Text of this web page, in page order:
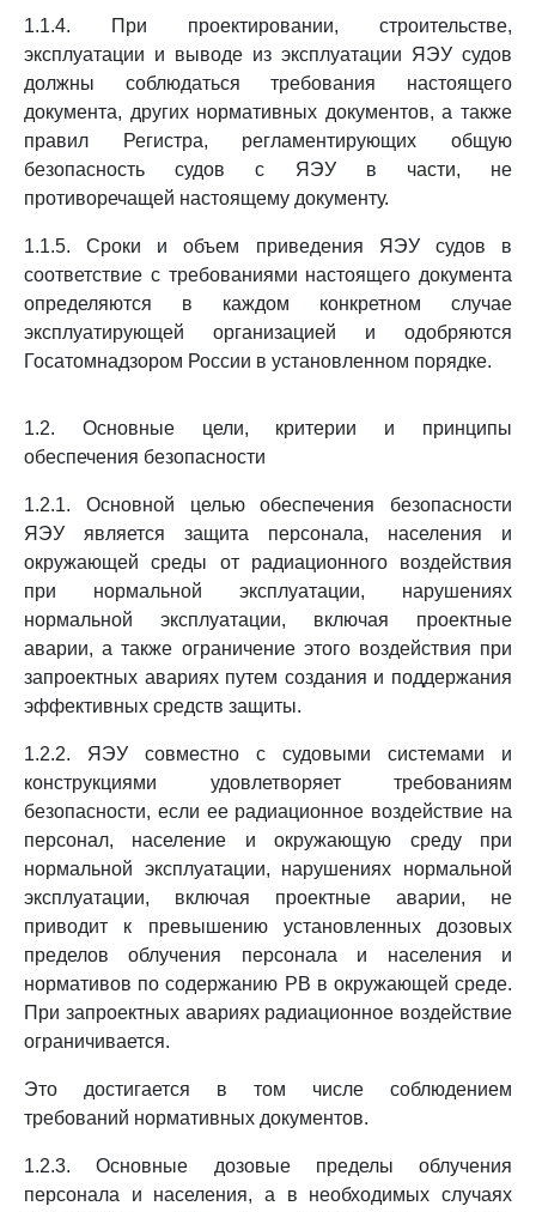
1.1.4. При проектировании, строительстве,
эксплуатации и выводе из эксплуатации ЯЭУ судов
должны соблюдаться требования настоящего
документа, других нормативных документов, а также
правил Регистра, регламентирующих общую
безопасность судов с ЯЭУ в части, не
противоречащей настоящему документу.
1.1.5. Сроки и объем приведения ЯЭУ судов в
соответствие с требованиями настоящего документа
определяются в каждом конкретном случае
эксплуатирующей организацией и одобряются
Госатомнадзором России в установленном порядке.
1.2. Основные цели, критерии и принципы
обеспечения безопасности
1.2.1. Основной целью обеспечения безопасности
ЯЭУ является защита персонала, населения и
окружающей среды от радиационного воздействия
при нормальной эксплуатации, нарушениях
нормальной эксплуатации, включая проектные
аварии, а также ограничение этого воздействия при
запроектных авариях путем создания и поддержания
эффективных средств защиты.
1.2.2. ЯЭУ совместно с судовыми системами и
конструкциями удовлетворяет требованиям
безопасности, если ее радиационное воздействие на
персонал, население и окружающую среду при
нормальной эксплуатации, нарушениях нормальной
эксплуатации, включая проектные аварии, не
приводит к превышению установленных дозовых
пределов облучения персонала и населения и
нормативов по содержанию РВ в окружающей среде.
При запроектных авариях радиационное воздействие
ограничивается.
Это достигается в том числе соблюдением
требований нормативных документов.
1.2.3. Основные дозовые пределы облучения
персонала и населения, а в необходимых случаях